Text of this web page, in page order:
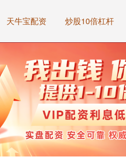
天牛宝配资 炒股10倍杠杆